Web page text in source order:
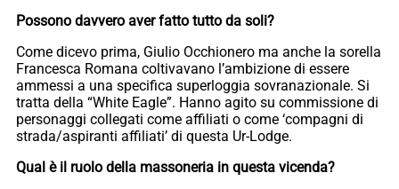
Possono davvero aver fatto tutto da soli?
Come dicevo prima, Giulio Occhionero ma anche la sorella
Francesca Romana coltivavano l’ambizione di essere
ammessi a una specifica superloggia sovranazionale. Si
tratta della “White Eagle”. Hanno agito su commissione di
personaggi collegati come affiliati o come ‘compagni di
strada/aspiranti affiliati’ di questa Ur-Lodge.
Qual è il ruolo della massoneria in questa vicenda?